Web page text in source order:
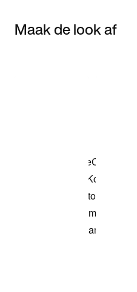
Maak de look af